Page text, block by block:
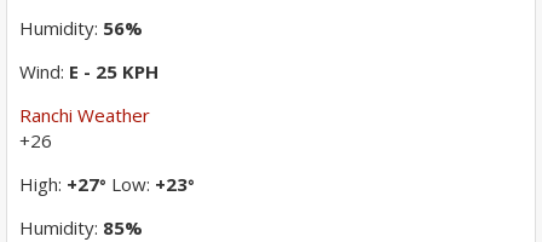
Humidity: 56%
Wind: E - 25 KPH
Ranchi Weather
+26
High: +27° Low: +23°
Humidity: 85%